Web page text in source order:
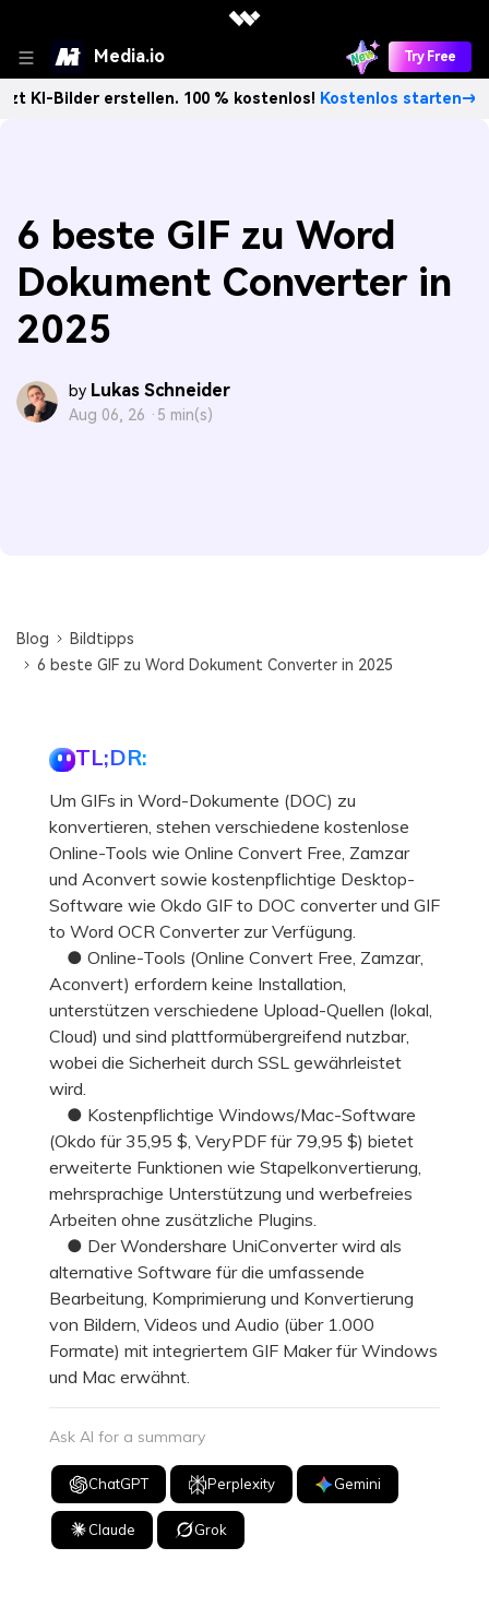
Media.io Try Free
erstellen. 100 % kostenlos!Kostenlos starten→
6 beste GIF zu Word
Dokument Converter in
2025
by Lukas Schneider
Aug 06, 26 · 5 min(s)
Blog
Bildtipps
6 beste GIF zu Word Dokument Converter in 2025
TL;DR:
Um GIFs in Word-Dokumente (DOC) zu
konvertieren, stehen verschiedene kostenlose
Online-Tools wie Online Convert Free, Zamzar
und Aconvert sowie kostenpflichtige Desktop-
Software wie Okdo GIF to DOC converter und GIF
to Word OCR Converter zur Verfügung.
● Online-Tools (Online Convert Free, Zamzar,
Aconvert) erfordern keine Installation,
unterstützen verschiedene Upload-Quellen (lokal,
Cloud) und sind plattformübergreifend nutzbar,
wobei die Sicherheit durch SSL gewährleistet
wird.
● Kostenpflichtige Windows/Mac-Software
(Okdo für 35,95 $, VeryPDF für 79,95 $) bietet
erweiterte Funktionen wie Stapelkonvertierung,
mehrsprachige Unterstützung und werbefreies
Arbeiten ohne zusätzliche Plugins.
● Der Wondershare UniConverter wird als
alternative Software für die umfassende
Bearbeitung, Komprimierung und Konvertierung
von Bildern, Videos und Audio (über 1.000
Formate) mit integriertem GIF Maker für Windows
und Mac erwähnt.
Ask AI for a summary
ChatGPT Perplexity Gemini
Claude Grok